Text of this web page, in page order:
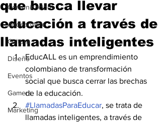
Comunicación
AndeanWire
Cultura
Diseño
Eventos
Gamers
Marketing
que busca llevar
educación a través de
llamadas inteligentes
EducALL es un emprendimiento
colombiano de transformación
social que busca cerrar las brechas
de la educación.
#LlamadasParaEducar, se trata de
llamadas inteligentes, a través de